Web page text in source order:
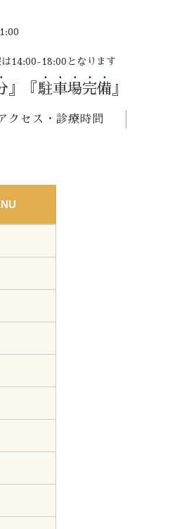
14:00-18:00となります
』『 駐車場完備 』
クセス・診療時間